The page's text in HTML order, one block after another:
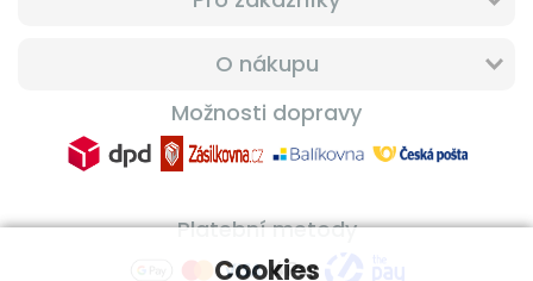
O nákupu
Možnosti dopravy
Platební metody
Cookies